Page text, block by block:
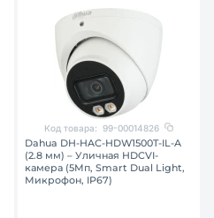
Код товара: 99-00014826
Dahua DH-HAC-HDW1500T-IL-A
(2.8 мм) – Уличная HDCVI-
камера (5Мп, Smart Dual Light,
Микрофон, IP67)